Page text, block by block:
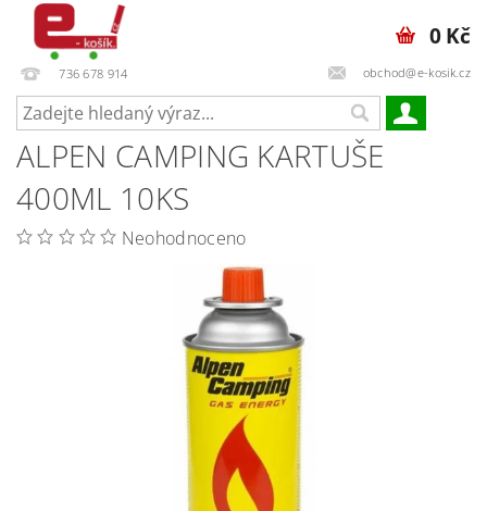
736 678 914 obchod@e-kosik.cz
0 Kč
ALPEN CAMPING KARTUŠE
400ML 10KS
Neohodnoceno